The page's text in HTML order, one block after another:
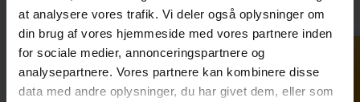
at analysere vores trafik. Vi deler også oplysninger om
din brug af vores hjemmeside med vores partnere inden
for sociale medier, annonceringspartnere og
analysepartnere. Vores partnere kan kombinere disse
data med andre oplysninger, du har givet dem, eller som
tilmeldt.